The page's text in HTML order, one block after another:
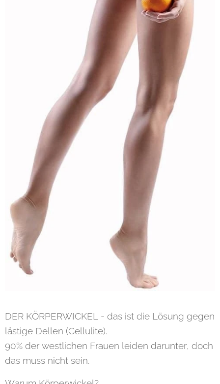
DER KÖRPERWICKEL - das ist die Lösung gegen
lästige Dellen (Cellulite).
90% der westlichen Frauen leiden darunter, doch
das muss nicht sein.